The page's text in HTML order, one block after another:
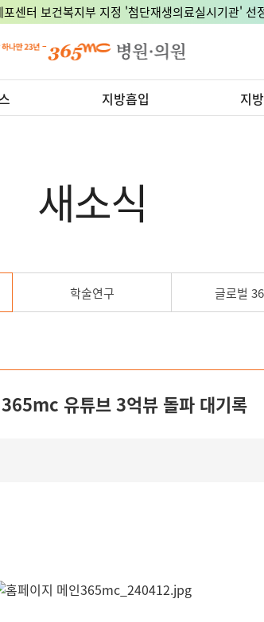
센터 보건복지부 지정 '첨단재생의료실시기관' 선
지방흡입 지
새소식
학술연구 글로벌
유튜브 3억뷰 돌파 대기록